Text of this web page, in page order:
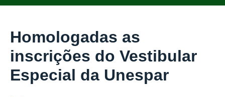
Homologadas as
inscrições do Vestibular
Especial da Unespar